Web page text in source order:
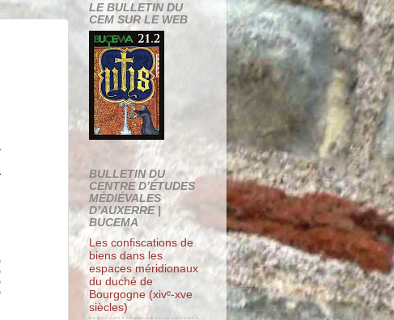
LE BULLETIN DU
CEM SUR LE WEB
BULLETIN DU
CENTRE D’ÉTUDES
MÉDIÉVALES
D’AUXERRE |
BUCEMA
Les confiscations de
biens dans les
espaces méridionaux
du duché de
Bourgogne (xivᵉ-xve
siècles)